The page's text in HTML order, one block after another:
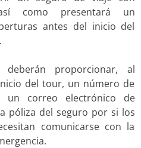
como presentará un
antes del inicio del
deberán proporcionar, al
del tour, un número de
un correo electrónico de
póliza del seguro por si los
comunicarse con la